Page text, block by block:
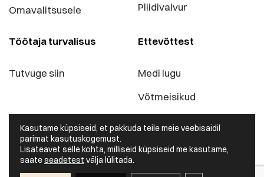
Kasutame küpsiseid, et pakkuda teile meie veebisaidil
parimat kasutuskogemust.
Lisateavet selle kohta, milliseid küpsiseid me kasutame,
saateseadetest välja lülitada.
Omavalitsusele
Pliidivalvur
Töötaja turvalisus
Tutvuge siin
Ettevõttest
Medi lugu
Võtmeisikud
Kontaktid